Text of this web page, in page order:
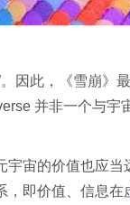
因此，《雪崩》
并非一个与宇
宇宙的价值也应
即价值、信息在